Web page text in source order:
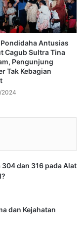
Antusias
Cagub Sultra Tina
Pengunjung
Tak Kebagian
2024
dan 316 pada Alat
dan Kejahatan